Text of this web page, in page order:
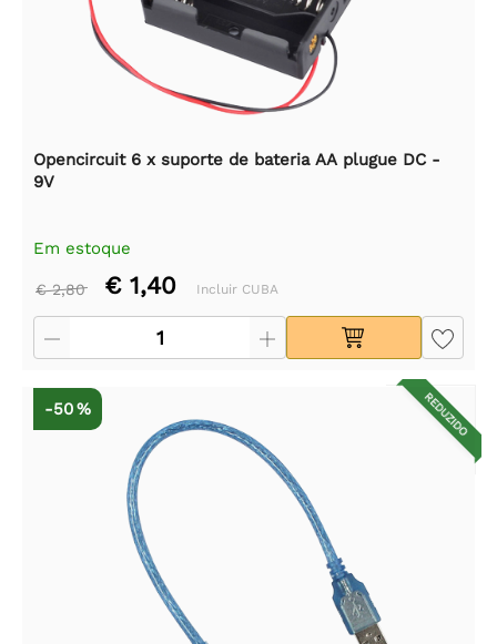
Opencircuit 6 x suporte de bateria AA plugue DC -
9V
Em estoque
€ 2,80 € 1,40 Incluir CUBA
REDUZIDO
-50 %